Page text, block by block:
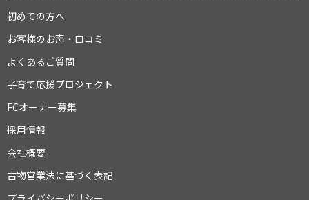
初めての方へ
お客様のお声・口コミ
よくあるご質問
子育て応援プロジェクト
FCオーナー募集
採用情報
会社概要
古物営業法に基づく表記